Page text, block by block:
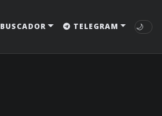
BUSCADOR TELEGRAM 🌙